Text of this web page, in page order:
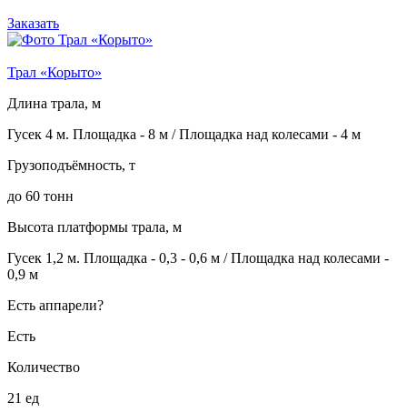
Заказать
Трал «Корыто»
Длина трала, м
Гусек 4 м. Площадка - 8 м / Площадка над колесами - 4 м
Грузоподъёмность, т
до 60 тонн
Высота платформы трала, м
Гусек 1,2 м. Площадка - 0,3 - 0,6 м / Площадка над колесами -
0,9 м
Есть аппарели?
Есть
Количество
21 ед